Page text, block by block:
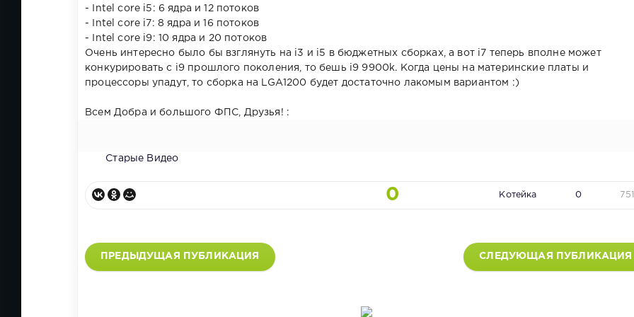
- Intel core i5: 6 ядра и 12 потоков
- Intel core i7: 8 ядра и 16 потоков
- Intel core i9: 10 ядра и 20 потоков
Очень интересно было бы взглянуть на i3 и i5 в бюджетных сборках, а вот i7 теперь вполне может
конкурировать с i9 прошлого поколения, то бешь i9 9900k. Когда цены на материнские платы и
процессоры упадут, то сборка на LGA1200 будет достаточно лакомым вариантом :)
Всем Добра и большого ФПС, Друзья! :
Старые Видео
0 Котейка 0
ПРЕДЫДУЩАЯ ПУБЛИКАЦИЯ СЛЕДУЮЩАЯ ПУБЛИКАЦИЯ